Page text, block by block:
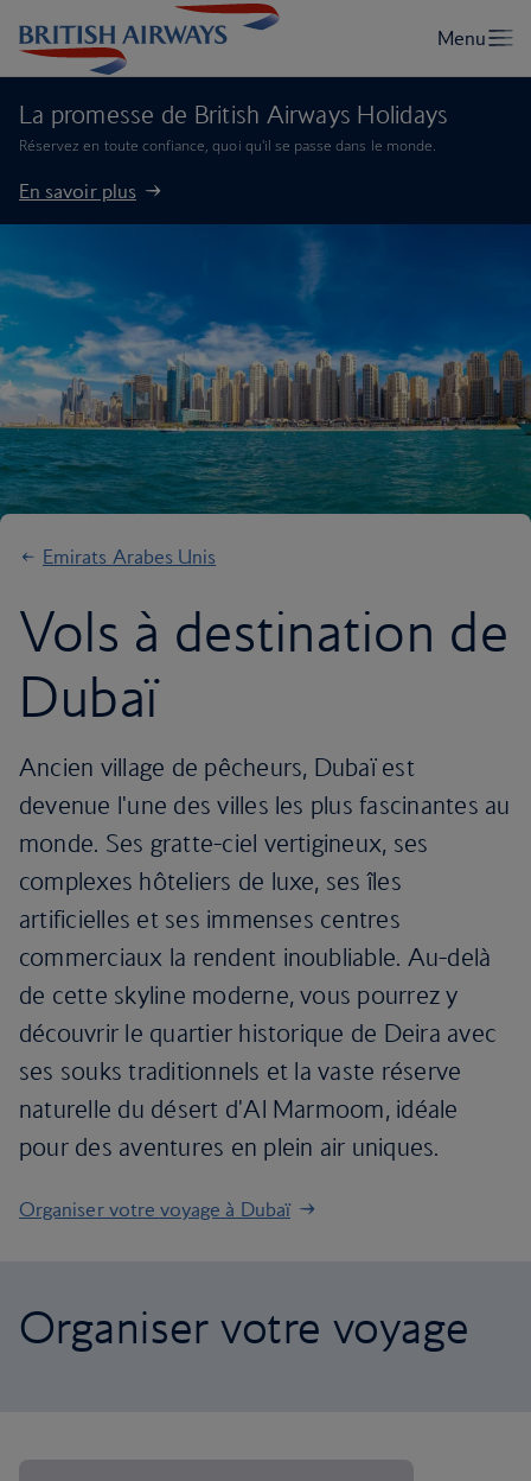
La promesse de British Airways Holidays
Réservez en toute confiance, quoi qu'il se passe dans le monde.
En savoir plus
Emirats Arabes Unis
Vols à destination de
Dubaï
Ancien village de pêcheurs, Dubaï est
devenue l'une des villes les plus fascinantes au
monde. Ses gratte-ciel vertigineux, ses
complexes hôteliers de luxe, ses îles
artificielles et ses immenses centres
commerciaux la rendent inoubliable. Au-delà
de cette skyline moderne, vous pourrez y
découvrir le quartier historique de Deira avec
ses souks traditionnels et la vaste réserve
naturelle du désert d'Al Marmoom, idéale
pour des aventures en plein air uniques.
Organiser votre voyage à Dubaï
Organiser votre voyage